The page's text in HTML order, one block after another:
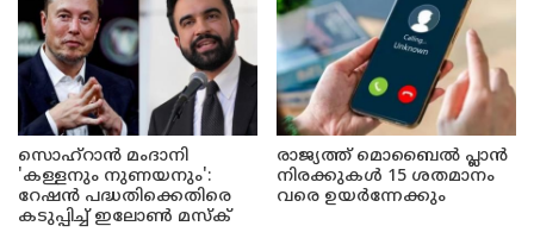
സൊഹ്റാൻ മംദാനി
'കള്ളനും നുണയനും':
റേഷൻ പദ്ധതിക്കെതിരെ
കടുപ്പിച്ച് ഇലോൺ മസ്ക്
രാജ്യത്ത് മൊബൈൽ പ്ലാൻ
നിരക്കുകൾ 15 ശതമാനം
വരെ ഉയർന്നേക്കും